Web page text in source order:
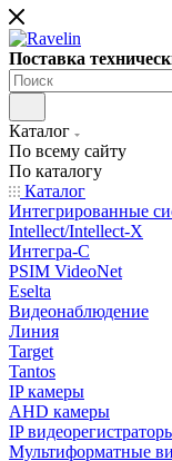
Поставка
Каталог
По всему сайту
По каталогу
Каталог
Интегрированные
Intellect/Intellect-X
Интегра-С
PSIM VideoNet
Eselta
Видеонаблюдение
Линия
Target
Tantos
IP камеры
AHD камеры
IP
Мультиформатные